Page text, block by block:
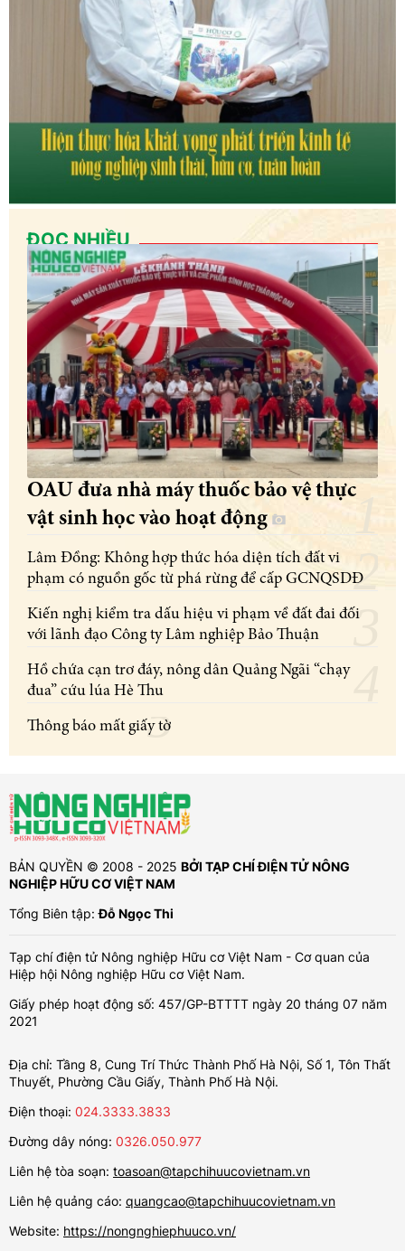
ĐỌC NHIỀU
OAU đưa nhà máy thuốc bảo vệ thực
vật sinh học vào hoạt động
Lâm Đồng: Không hợp thức hóa diện tích đất vi
phạm có nguồn gốc từ phá rừng để cấp GCNQSDĐ
Kiến nghị kiểm tra dấu hiệu vi phạm về đất đai đối
với lãnh đạo Công ty Lâm nghiệp Bảo Thuận
Hồ chứa cạn trơ đáy, nông dân Quảng Ngãi “chạy
đua” cứu lúa Hè Thu
Thông báo mất giấy tờ
BẢN QUYỀN © 2008 - 2025 BỞI TẠP CHÍ ĐIỆN TỬ NÔNG
NGHIỆP HỮU CƠ VIỆT NAM
Tổng Biên tập:Đỗ Ngọc Thi
Tạp chí điện tử Nông nghiệp Hữu cơ Việt Nam - Cơ quan của
Hiệp hội Nông nghiệp Hữu cơ Việt Nam.
Giấy phép hoạt động số: 457/GP-BTTTT ngày 20 tháng 07 năm
2021
Địa chỉ: Tầng 8, Cung Trí Thức Thành Phố Hà Nội, Số 1, Tôn Thất
Thuyết, Phường Cầu Giấy, Thành Phố Hà Nội.
Điện thoại: 024.3333.3833
Đường dây nóng: 0326.050.977
Liên hệ tòa soạn: toasoan@tapchihuucovietnam.vn
Liên hệ quảng cáo: quangcao@tapchihuucovietnam.vn
Website: https://nongnghiephuuco.vn/